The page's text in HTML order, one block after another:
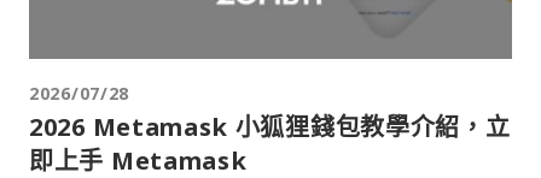
2026/07/28
2026 Metamask 小狐狸錢包教學介紹，立
即上手 Metamask